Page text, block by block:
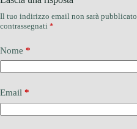
Il tuo indirizzo email non sarà pubblicato.
contrassegnati *
Nome *
Email *